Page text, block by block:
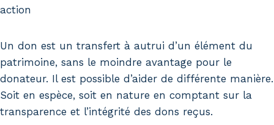
action
Un don est un transfert à autrui d’un élément du
patrimoine, sans le moindre avantage pour le
donateur. Il est possible d’aider de différente manière.
Soit en espèce, soit en nature en comptant sur la
transparence et l’intégrité des dons reçus.